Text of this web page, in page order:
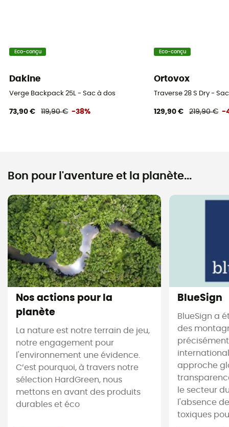
Eco-conçu
Dakine
Verge Backpack 25L - Sac à dos
73,90 € 119,90 € -38%
Eco-conçu
Ortovox
Traverse 28 S Dry -
129,90 € 219,90 € -
Bon pour l'aventure et la planète...
Nos actions pour la
planète
La nature est notre terrain de jeu,
notre engagement pour
l'environnement une évidence.
C’est pourquoi, à travers notre
sélection HardGreen, nous
mettons en avant des produits
durables et éco
BlueSign
BlueSign a
des
approche
le secteur
l'absence
toxiques